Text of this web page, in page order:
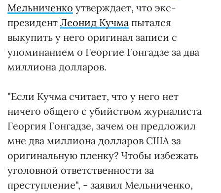
Мельниченко утверждает, что экс-
президент Леонид Кучма пытался
выкупить у него оригинал записи с
упоминанием о Георгие Гонгадзе за два
миллиона долларов.
"Если Кучма считает, что у него нет
ничего общего с убийством журналиста
Георгия Гонгадзе, зачем он предложил
мне два миллиона долларов США за
оригинальную пленку? Чтобы избежать
уголовной ответственности за
преступление", - заявил Мельниченко,